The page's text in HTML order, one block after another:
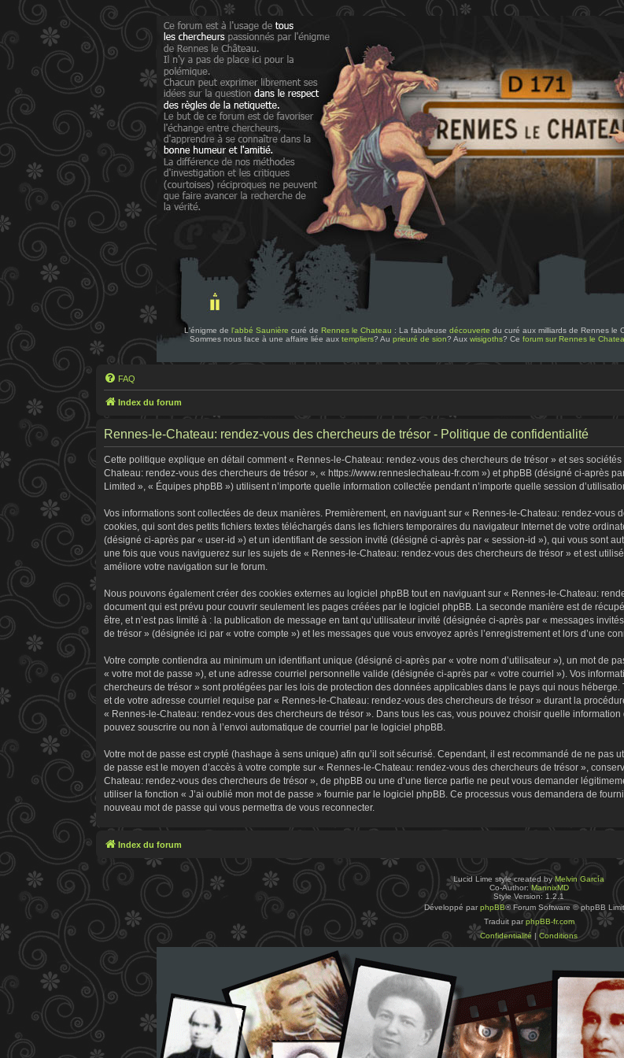
L'énigme de l'abbé Saunière curé de Rennes le Chateau : La fabuleuse découverte du curé aux milliards de Rennes le
Sommes nous face à une affaire liée aux templiers? Au prieuré de sion? Aux wisigoths? Ce forum sur Rennes le
FAQ
Index du forum
Rennes-le-Chateau: rendez-vous des chercheurs de trésor - Politique de confidentialité
Cette politique explique en détail comment « Rennes-le-Chateau: rendez-vous des chercheurs de trésor » et ses
Chateau: rendez-vous des chercheurs de trésor », « https://www.renneslechateau-fr.com ») et phpBB (désigné ci-après
Limited », « Équipes phpBB ») utilisent n’importe quelle information collectée pendant n’importe quelle session
Vos informations sont collectées de deux manières. Premièrement, en naviguant sur « Rennes-le-Chateau: rendez-
cookies, qui sont des petits fichiers textes téléchargés dans les fichiers temporaires du navigateur Internet de votre
(désigné ci-après par « user-id ») et un identifiant de session invité (désigné ci-après par « session-id »), qui vous sont
une fois que vous naviguerez sur les sujets de « Rennes-le-Chateau: rendez-vous des chercheurs de trésor » et est
améliore votre navigation sur le forum.
Nous pouvons également créer des cookies externes au logiciel phpBB tout en naviguant sur « Rennes-le-Chateau:
document qui est prévu pour couvrir seulement les pages créées par le logiciel phpBB. La seconde manière est de
être, et n’est pas limité à : la publication de message en tant qu’utilisateur invité (désignée ci-après par « messages
de trésor » (désignée ici par « votre compte ») et les messages que vous envoyez après l’enregistrement et lors d’une
Votre compte contiendra au minimum un identifiant unique (désigné ci-après par « votre nom d’utilisateur »), un mot de
« votre mot de passe »), et une adresse courriel personnelle valide (désignée ci-après par « votre courriel »). Vos
chercheurs de trésor » sont protégées par les lois de protection des données applicables dans le pays qui nous
et de votre adresse courriel requise par « Rennes-le-Chateau: rendez-vous des chercheurs de trésor » durant la
« Rennes-le-Chateau: rendez-vous des chercheurs de trésor ». Dans tous les cas, vous pouvez choisir quelle
pouvez souscrire ou non à l’envoi automatique de courriel par le logiciel phpBB.
Votre mot de passe est crypté (hashage à sens unique) afin qu’il soit sécurisé. Cependant, il est recommandé de ne pas
de passe est le moyen d’accès à votre compte sur « Rennes-le-Chateau: rendez-vous des chercheurs de trésor »,
Chateau: rendez-vous des chercheurs de trésor », de phpBB ou une d’une tierce partie ne peut vous demander
utiliser la fonction « J’ai oublié mon mot de passe » fournie par le logiciel phpBB. Ce processus vous demandera de
nouveau mot de passe qui vous permettra de vous reconnecter.
Index du forum
Lucid Lime style created byMelvin García
Co-Author: MannixMD
Style Version: 1.2.1
Développé par phpBB® Forum Software © phpBB
Traduit par phpBB-fr.com
Confidentialité | Conditions